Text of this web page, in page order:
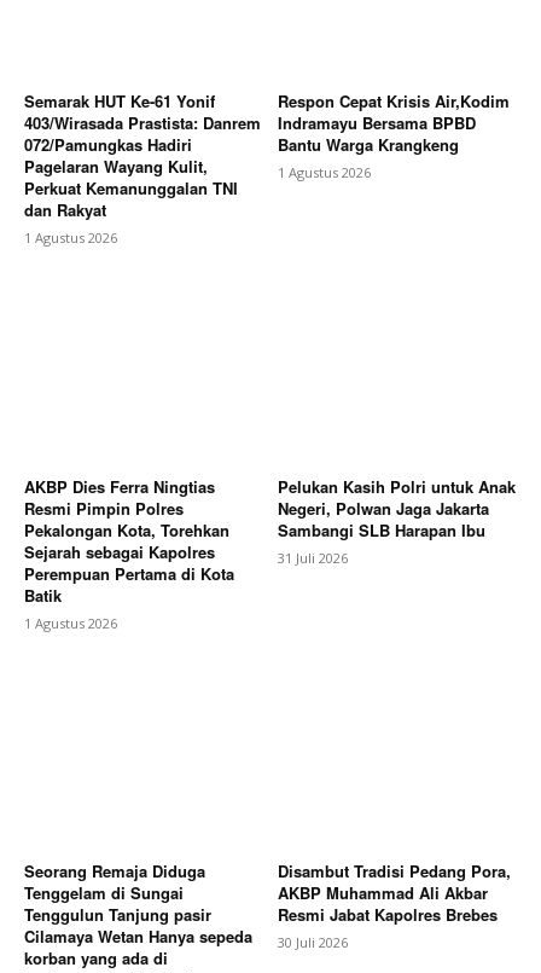
Semarak HUT Ke-61 Yonif
403/Wirasada Prastista: Danrem
072/Pamungkas Hadiri
Pagelaran Wayang Kulit,
Perkuat Kemanunggalan TNI
dan Rakyat
1 Agustus 2026
Respon Cepat Krisis Air,Kodim
Indramayu Bersama BPBD
Bantu Warga Krangkeng
1 Agustus 2026
AKBP Dies Ferra Ningtias
Resmi Pimpin Polres
Pekalongan Kota, Torehkan
Sejarah sebagai Kapolres
Perempuan Pertama di Kota
Batik
1 Agustus 2026
Pelukan Kasih Polri untuk Anak
Negeri, Polwan Jaga Jakarta
Sambangi SLB Harapan Ibu
31 Juli 2026
Seorang Remaja Diduga
Tenggelam di Sungai
Tenggulun Tanjung pasir
Cilamaya Wetan Hanya sepeda
korban yang ada di
Disambut Tradisi Pedang Pora,
AKBP Muhammad Ali Akbar
Resmi Jabat Kapolres Brebes
30 Juli 2026